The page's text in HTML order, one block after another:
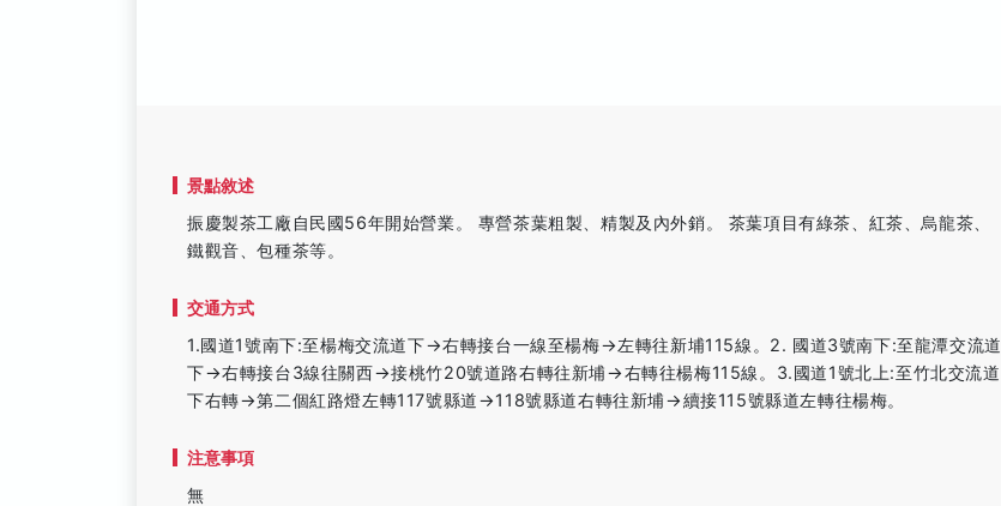
景點敘述
振慶製茶工廠自民國56年開始營業。 專營茶葉粗製、精製及內外銷。 茶葉項目有綠茶、紅茶、烏龍茶、
鐵觀音、包種茶等。
交通方式
1.國道1號南下:至楊梅交流道下→右轉接台一線至楊梅→左轉往新埔115線。2. 國道3號南下:至龍潭交流道
下→右轉接台3線往關西→接桃竹20號道路右轉往新埔→右轉往楊梅115線。3.國道1號北上:至竹北交流道
下右轉→第二個紅路燈左轉117號縣道→118號縣道右轉往新埔→續接115號縣道左轉往楊梅。
注意事項
無